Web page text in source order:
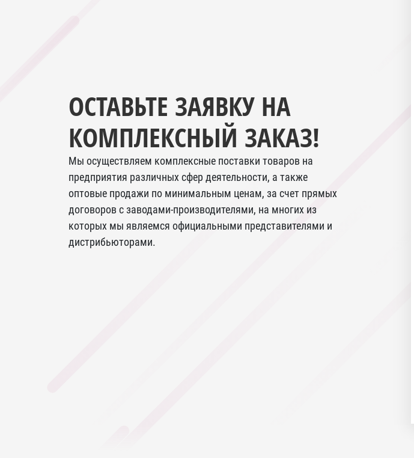
ОСТАВЬТЕ ЗАЯВКУ НА
КОМПЛЕКСНЫЙ ЗАКАЗ!
Мы осуществляем комплексные поставки товаров на
предприятия различных сфер деятельности, а также
оптовые продажи по минимальным ценам, за счет прямых
договоров с заводами-производителями, на многих из
которых мы являемся официальными представителями и
дистрибьюторами.